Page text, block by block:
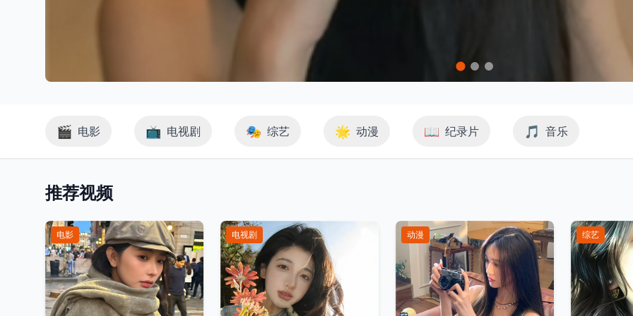
🎬 电影 📺 电视剧 🎭 综艺 🌟 动漫 📖 纪录片 🎵 音乐
推荐视频
电影 电视剧 动漫 综艺